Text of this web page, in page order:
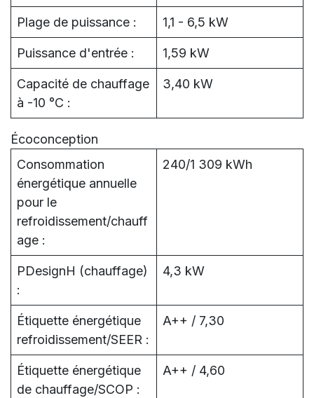
Plage de puissance : 1,1 - 6,5 kW
Puissance d'entrée : 1,59 kW
Capacité de chauffage
à -10 °C :
3,40 kW
Écoconception
Consommation
énergétique annuelle
pour le
refroidissement/chauff
age :
240/1 309 kWh
PDesignH (chauffage)
:
4,3 kW
Étiquette énergétique
refroidissement/SEER :
A++ / 7,30
Étiquette énergétique
de chauffage/SCOP :
A++ / 4,60